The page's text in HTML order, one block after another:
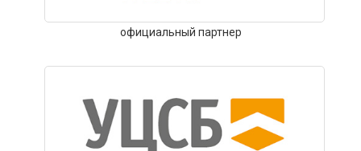
официальный партнер